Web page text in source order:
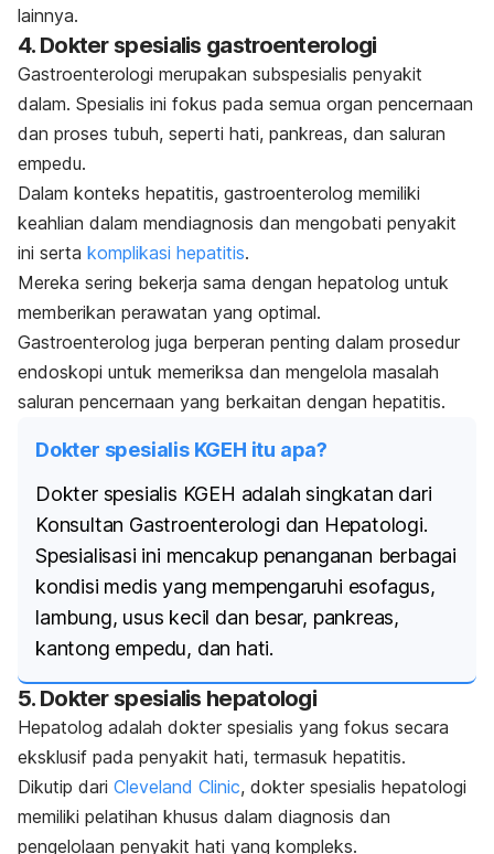
lainnya.
4. Dokter spesialis gastroenterologi
Gastroenterologi merupakan subspesialis penyakit
dalam. Spesialis ini fokus pada semua organ pencernaan
dan proses tubuh, seperti hati, pankreas, dan saluran
empedu.
Dalam konteks hepatitis, gastroenterolog memiliki
keahlian dalam mendiagnosis dan mengobati penyakit
ini serta komplikasi hepatitis.
Mereka sering bekerja sama dengan hepatolog untuk
memberikan perawatan yang optimal.
Gastroenterolog juga berperan penting dalam prosedur
endoskopi untuk memeriksa dan mengelola masalah
saluran pencernaan yang berkaitan dengan hepatitis.
Dokter spesialis KGEH itu apa?
Dokter spesialis KGEH adalah singkatan dari
Konsultan Gastroenterologi dan Hepatologi.
Spesialisasi ini mencakup penanganan berbagai
kondisi medis yang mempengaruhi esofagus,
lambung, usus kecil dan besar, pankreas,
kantong empedu, dan hati.
5. Dokter spesialis hepatologi
Hepatolog adalah dokter spesialis yang fokus secara
eksklusif pada penyakit hati, termasuk hepatitis.
Dikutip dari Cleveland Clinic, dokter spesialis hepatologi
memiliki pelatihan khusus dalam diagnosis dan
pengelolaan penyakit hati yang kompleks.